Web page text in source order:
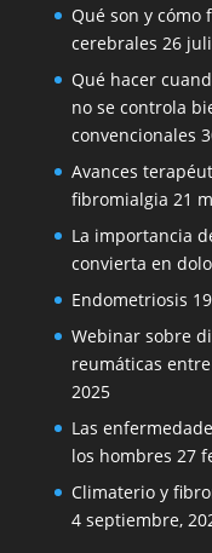
Qué son y cómo
cerebrales 26
Qué hacer
no se controla
convencionales
Avances
fibromialgia 21
La importancia
convierta en
Endometriosis
Webinar sobre
reumáticas
2025
Las
los hombres 27
Climaterio y
4 septiembre,